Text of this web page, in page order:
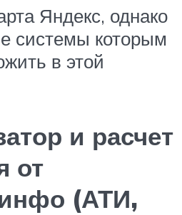
Яндекс, однако
системы которым
в этой
и расчет
от
(АТИ,